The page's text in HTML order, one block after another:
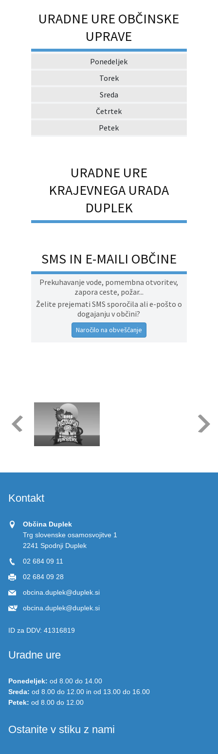
URADNE URE OBČINSKE
UPRAVE
Ponedeljek
Torek
Sreda
Četrtek
Petek
URADNE URE
KRAJEVNEGA URADA
DUPLEK
SMS IN E-MAILI OBČINE
Prekuhavanje vode, pomembna otvoritev,
zapora ceste, požar...
Želite prejemati SMS sporočila ali e-pošto o
dogajanju v občini?
Naročilo na obveščanje
Kontakt
Občina Duplek
Trg slovenske osamosvojitve 1
2241 Spodnji Duplek
02 684 09 11
02 684 09 28
obcina.duplek@duplek.si
obcina.duplek@duplek.si
ID za DDV: 41316819
Uradne ure
Ponedeljek: od 8.00 do 14.00
Sreda: od 8.00 do 12.00 in od 13.00 do 16.00
Petek: od 8.00 do 12.00
Ostanite v stiku z nami